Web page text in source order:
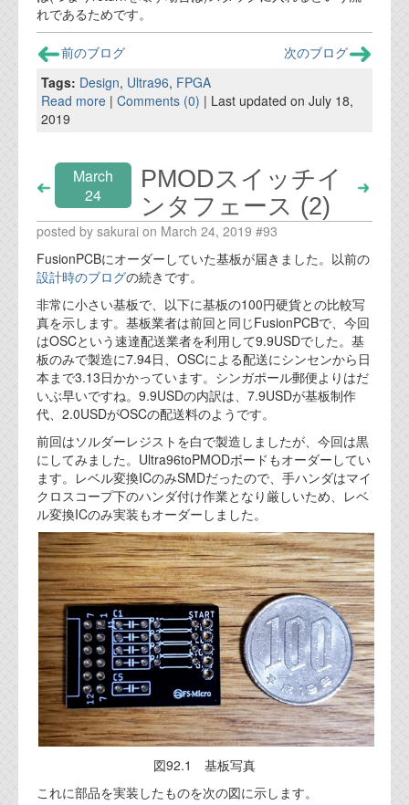
れであるためです。
前のブログ
次のブログ
Tags: Design, Ultra96, FPGA
Read more | Comments (0) | Last updated on July 18,
2019
March
24
PMODスイッチイ
ンタフェース (2)
posted by sakurai on March 24, 2019 #93
FusionPCBにオーダーしていた基板が届きました。以前の
設計時のブログの続きです。
非常に小さい基板で、以下に基板の100円硬貨との比較写
真を示します。基板業者は前回と同じFusionPCBで、今回
はOSCという速達配送業者を利用して9.9USDでした。基
板のみで製造に7.94日、OSCによる配送にシンセンから日
本まで3.13日かかっています。シンガポール郵便よりはだ
いぶ早いですね。9.9USDの内訳は、7.9USDが基板制作
代、2.0USDがOSCの配送料のようです。
前回はソルダーレジストを白で製造しましたが、今回は黒
にしてみました。Ultra96toPMODボードもオーダーしてい
ます。レベル変換ICのみSMDだったので、手ハンダはマイ
クロスコープ下のハンダ付け作業となり厳しいため、レベ
ル変換ICのみ実装もオーダーしました。
図92.1 基板写真
これに部品を実装したものを次の図に示します。